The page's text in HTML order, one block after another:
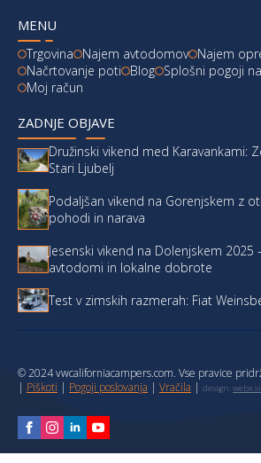
MENU
Trgovina Najem avtodomov Najem
Načrtovanje poti
Blog Splošni pogoji
Moj račun
ZADNJE OBJAVE
Družinski vikend med Karavankami:
Stari Ljubelj
Podaljšan vikend na Gorenjskem z
pohodi in narava
Jesenski vikend na Dolenjskem 2025
avtodomi in lokalne dobrote
Test v zimskih razmerah: Fiat
© 2024 vwcaliforniacampers.com. Vse pravice
| Piškoti | Pogoji poslovanja | Vračila | design:webx.si